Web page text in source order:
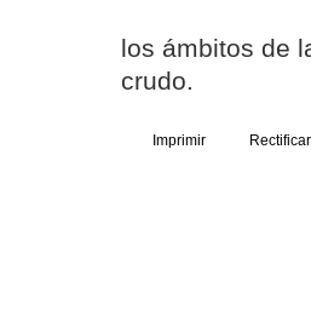
los ámbitos de
crudo.
Imprimir Rectificar